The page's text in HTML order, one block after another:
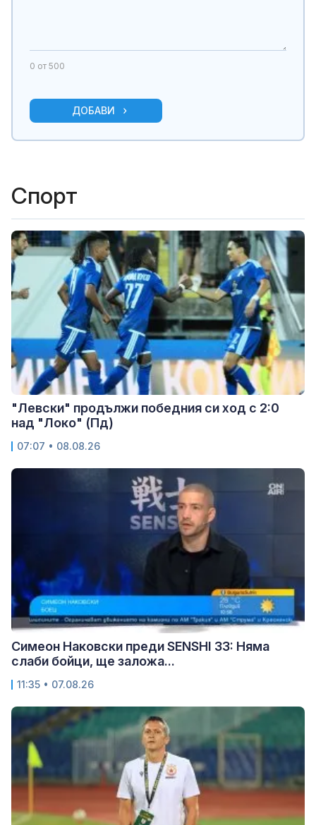
0 от 500
ДОБАВИ
Спорт
"Левски" продължи победния си ход с 2:0
над "Локо" (Пд)
07:07 • 08.08.26
Симеон Наковски преди SENSHI 33: Няма
слаби бойци, ще заложа...
11:35 • 07.08.26